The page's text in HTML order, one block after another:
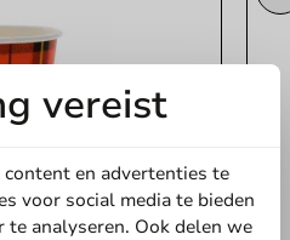
vereist
en advertenties te
voor social media te bieden
te analyseren. Ook delen we